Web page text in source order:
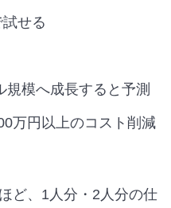
せる
模へ成長すると予測
万円以上のコスト削減
ど、1人分・2人分の仕